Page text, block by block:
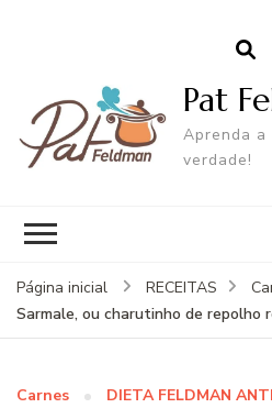
Pat
Aprenda a
verdade!
Página inicial RECEITAS
Sarmale, ou charutinho de repolho
Carnes
DIETA FELDMAN